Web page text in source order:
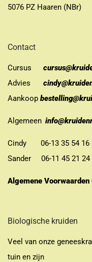
5076 PZ Haaren (NBr)
Contact
Cursus
Advies
Aankoop
Algemeen
Cindy 06-13 35 54 16
Sander 06-11 45 21 24
Algemene Voorwaarden
Biologische kruiden
Veel van onze
tuin en zijn